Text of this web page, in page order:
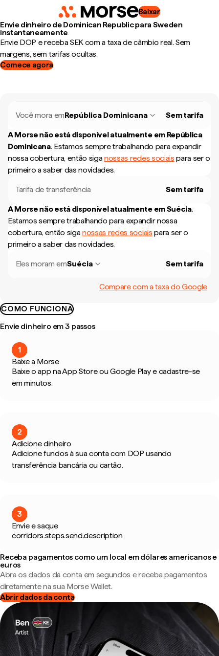
Baixar
Envie dinheiro de Dominican Republic para Sweden
instantaneamente
Envie DOP e receba SEK com a taxa de câmbio real. Sem
margens, sem tarifas ocultas.
Comece agora
Você mora emRepública Dominicana Sem tarifa
A Morse não está disponível atualmente em República
Dominicana. Estamos sempre trabalhando para expandir
nossa cobertura, então siganossas redes sociais para ser o
primeiro a saber das novidades.
Tarifa de transferência Sem tarifa
A Morse não está disponível atualmente emSuécia.
Estamos sempre trabalhando para expandir nossa
cobertura, então siganossas redes sociais para ser o
primeiro a saber das novidades.
Eles moram emSuécia Sem tarifa
Compare com a taxa do Google
COMO FUNCIONA
Envie dinheiro em 3 passos
1
Baixe a Morse
Baixe o app na App Store ou Google Play e cadastre-se
em minutos.
2
Adicione dinheiro
Adicione fundos à sua conta com DOP usando
transferência bancária ou cartão.
3
Envie e saque
corridors.steps.send.description
Receba pagamentos como um local em dólares americanos e
euros
Abra os dados da conta em segundos e receba pagamentos
diretamente na sua Morse Wallet.
Abrir dados da conta